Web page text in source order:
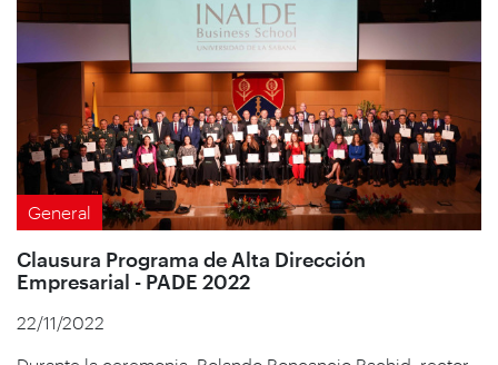
General
Clausura Programa de Alta Dirección
Empresarial - PADE 2022
22/11/2022